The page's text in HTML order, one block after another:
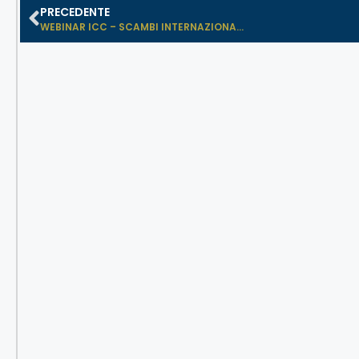
PRECEDENTE
WEBINAR ICC – SCAMBI INTERNAZIONA...